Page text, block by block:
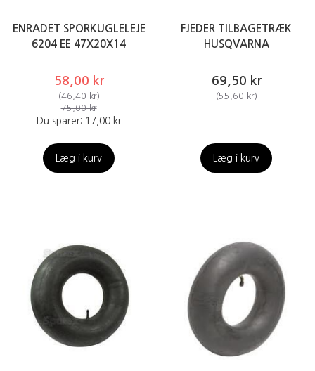
ENRADET SPORKUGLELEJE
6204 EE 47X20X14
58,00 kr
(46,40 kr)
75,00 kr
Du sparer: 17,00 kr
Læg i kurv
FJEDER TILBAGETRÆK
HUSQVARNA
69,50 kr
(55,60 kr)
Læg i kurv